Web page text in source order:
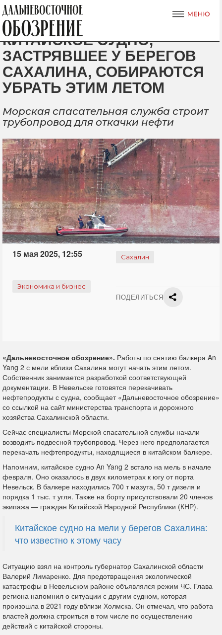
КИТАЙСКОЕ СУДНО,
ЗАСТРЯВШЕЕ У БЕРЕГОВ
САХАЛИНА, СОБИРАЮТСЯ
УБРАТЬ ЭТИМ ЛЕТОМ
Морская спасательная служба строит
трубопровод для откачки нефти
15 мая 2025, 12:55 Сахалин
Экономика и бизнес
ПОДЕЛИТЬСЯ
«Дальневосточное обозрение». Работы по снятию балкера An
Yang 2 с мели вблизи Сахалина могут начать этим летом.
Собственник занимается разработкой соответствующей
документации. В Невельске готовятся перекачивать
нефтепродукты с судна, сообщает «Дальневосточное обозрение»
со ссылкой на сайт министерства транспорта и дорожного
хозяйства Сахалинской области.
Сейчас специалисты Морской спасательной службы начали
возводить подвесной трубопровод. Через него предполагается
перекачать нефтепродукты, находящиеся в китайском балкере.
Напомним, китайское судно An Yang 2 встало на мель в начале
февраля. Оно оказалось в двух километрах к югу от порта
Невельск. В балкере находились 700 т мазута, 50 т дизеля и
порядка 1 тыс. т угля. Также на борту присутствовали 20 членов
экипажа — граждан Китайской Народной Республики (КНР).
Китайское судно на мели у берегов Сахалина:
что известно к этому часу
Ситуацию взял на контроль губернатор Сахалинской области
Валерий Лимаренко. Для предотвращения экологической
катастрофы в Невельском районе объявлялся режим ЧС. Глава
региона напомнил о ситуации с другим судном, которая
произошла в 2021 году вблизи Холмска. Он отмечал, что работа
властей должна строиться в том числе по осуществлению
действий с китайской стороны.